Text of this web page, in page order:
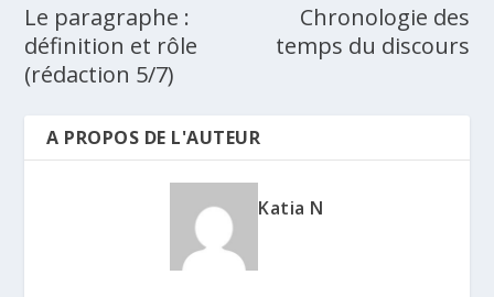
Le paragraphe :
définition et rôle
(rédaction 5/7)
Chronologie des
temps du discours
A PROPOS DE L'AUTEUR
Katia N